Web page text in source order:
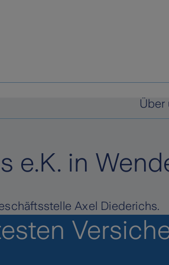
Über
e.K. in
Axel Diederichs.